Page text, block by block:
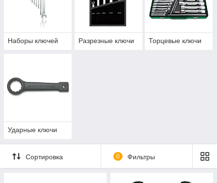
Наборы ключей Разрезные ключи Торцевые ключи
Ударные ключи
Сортировка 0 Фильтры